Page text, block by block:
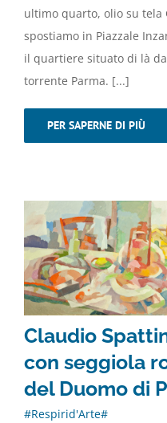
ultimo quarto, olio su tela
spostiamo in Piazzale
il quartiere situato di là
torrente Parma. [...]
PER SAPERNE DI PIÙ
Claudio
con seggiola
del Duomo di
#Respirid'Arte#